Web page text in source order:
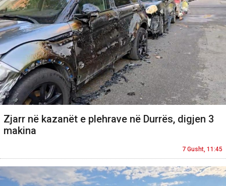
Zjarr në kazanët e plehrave në Durrës, digjen 3
makina
7 Gusht, 11:45